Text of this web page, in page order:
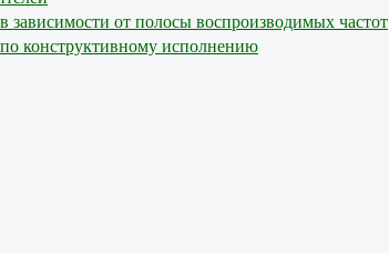
от полосы воспроизводимых частот
конструктивному исполнению